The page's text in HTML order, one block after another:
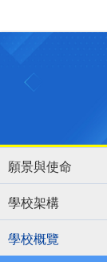
願景與使命
學校架構
學校概覽